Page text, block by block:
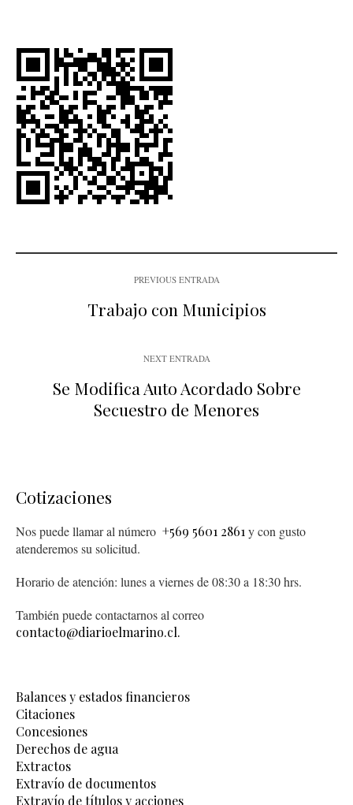
PREVIOUS ENTRADA
Trabajo con Municipios
NEXT ENTRADA
Se Modifica Auto Acordado Sobre
Secuestro de Menores
Cotizaciones
Nos puede llamar al número +569 5601 2861 y con gusto
atenderemos su solicitud.
Horario de atención: lunes a viernes de 08:30 a 18:30 hrs.
También puede contactarnos al correo
contacto@diarioelmarino.cl.
Balances y estados financieros
Citaciones
Concesiones
Derechos de agua
Extractos
Extravío de documentos
Extravío de títulos y acciones